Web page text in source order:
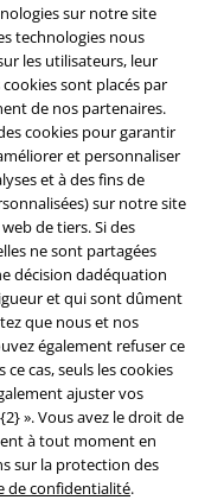
sur notre site
technologies nous
les utilisateurs, leur
sont placés par
de nos partenaires.
cookies pour garantir
et personnaliser
et à des fins de
sur notre site
de tiers. Si des
ne sont partagées
décision dadéquation
et qui sont dûment
que nous et nos
également refuser ce
cas, seuls les cookies
ajuster vos
». Vous avez le droit de
à tout moment en
sur la protection des
de confidentialité.